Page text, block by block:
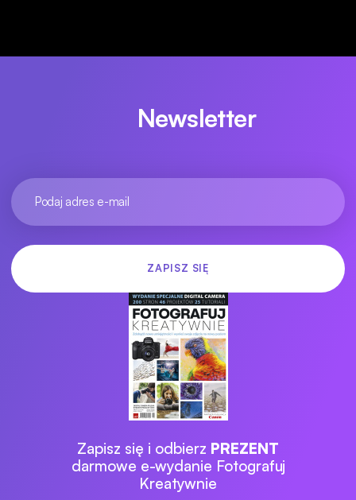
Newsletter
Zapisz się i odbierz PREZENT
darmowe e-wydanie Fotografuj
Kreatywnie